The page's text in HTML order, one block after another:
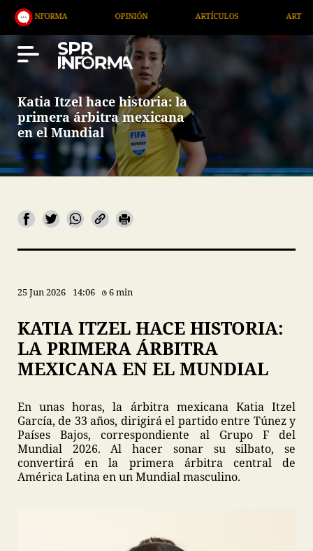
OPINIÓN ARTÍCULOS ARTE / ENTRETENIMIENTO
Katia Itzel hace historia: la
primera árbitra mexicana
en el Mundial
25 Jun 2026 14:06 6 min
KATIA ITZEL HACE HISTORIA:
LA PRIMERA ÁRBITRA
MEXICANA EN EL MUNDIAL
En unas horas, la árbitra mexicana Katia Itzel
García, de 33 años, dirigirá el partido entre Túnez y
Países Bajos, correspondiente al Grupo F del
Mundial 2026. Al hacer sonar su silbato, se
convertirá en la primera árbitra central de
América Latina en un Mundial masculino.